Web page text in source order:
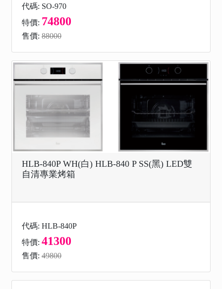
代碼: SO-970
特價: 74800
售價: 88000
HLB-840P WH(白) HLB-840 P SS(黑) LED雙
自清專業烤箱
代碼: HLB-840P
特價: 41300
售價: 49800